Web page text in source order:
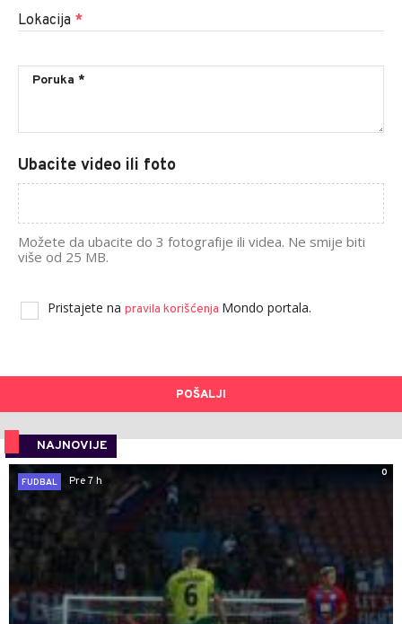
Lokacija *
Ubacite video ili foto
Možete da ubacite do 3 fotografije ili videa. Ne smije biti
više od 25 MB.
Pristajete na pravila korišćenja Mondo portala.
POŠALJI
NAJNOVIJE
0
FUDBAL
Pre 7 h